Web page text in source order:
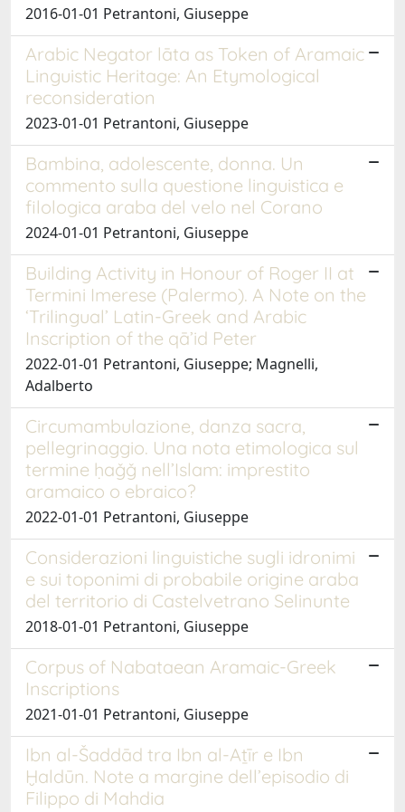
2016-01-01 Petrantoni, Giuseppe
Arabic Negator lāta as Token of Aramaic
Linguistic Heritage: An Etymological
reconsideration
2023-01-01 Petrantoni, Giuseppe
Bambina, adolescente, donna. Un
commento sulla questione linguistica e
filologica araba del velo nel Corano
2024-01-01 Petrantoni, Giuseppe
Building Activity in Honour of Roger II at
Termini Imerese (Palermo). A Note on the
‘Trilingual’ Latin-Greek and Arabic
Inscription of the qā’id Peter
2022-01-01 Petrantoni, Giuseppe; Magnelli,
Adalberto
Circumambulazione, danza sacra,
pellegrinaggio. Una nota etimologica sul
termine ḥaǧǧ nell’Islam: imprestito
aramaico o ebraico?
2022-01-01 Petrantoni, Giuseppe
Considerazioni linguistiche sugli idronimi
e sui toponimi di probabile origine araba
del territorio di Castelvetrano Selinunte
2018-01-01 Petrantoni, Giuseppe
Corpus of Nabataean Aramaic-Greek
Inscriptions
2021-01-01 Petrantoni, Giuseppe
Ibn al-Šaddād tra Ibn al-Aṯīr e Ibn
Ḫaldūn. Note a margine dell’episodio di
Filippo di Mahdia